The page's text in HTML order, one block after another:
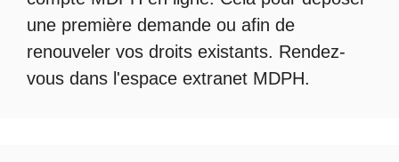
une première demande ou afin de
renouveler vos droits existants. Rendez-
vous dans l'espace extranet MDPH.